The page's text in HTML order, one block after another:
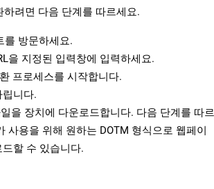
려면 다음 단계를 따르세요.
를 방문하세요.
을 지정된 입력창에 입력하세요.
프로세스를 시작합니다.
니다.
을 장치에 다운로드합니다. 다음 단계를 따르
사용을 위해 원하는 DOTM 형식으로 웹페이
할 수 있습니다.